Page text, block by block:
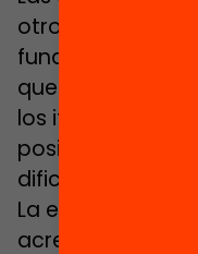
otros
fundamental en
que tienen por
los itinerarios
posibilidades de
dificultades
La empresa es
acreditaciones